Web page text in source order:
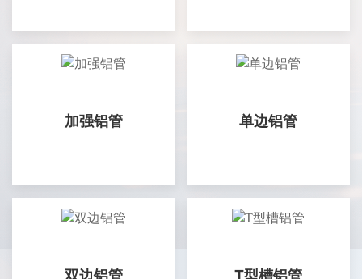
加强铝管 单边铝管